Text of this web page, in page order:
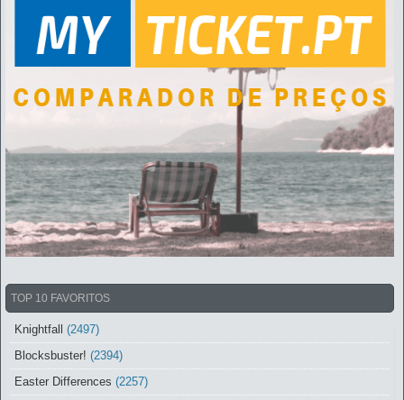
TOP 10 FAVORITOS
Knightfall (2497)
Blocksbuster! (2394)
Easter Differences (2257)